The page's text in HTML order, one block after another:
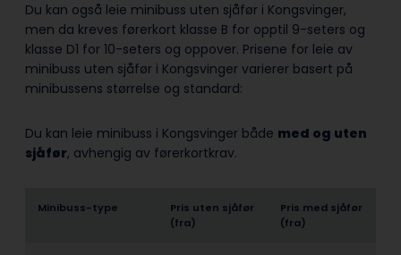
Du kan også leie minibuss uten sjåfør i Kongsvinger,
men da kreves førerkort klasse B for opptil 9-seters og
klasse D1 for 10-seters og oppover. Prisene for leie av
minibuss uten sjåfør i Kongsvinger varierer basert på
minibussens størrelse og standard:
Du kan leie minibuss i Kongsvinger både med og uten
sjåfør, avhengig av førerkortkrav.
Minibuss-type
Pris uten sjåfør
(fra)
Pris med sjåfør
(fra)